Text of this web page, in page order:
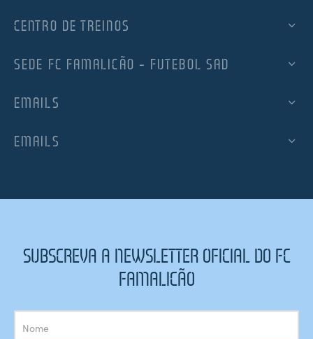
CENTRO DE TREINOS
SEDE FC FAMALICÃO – FUTEBOL SAD
EMAILS
EMAILS
SUBSCREVA A NEWSLETTER OFICIAL DO FC
FAMALICÃO
Subscrição